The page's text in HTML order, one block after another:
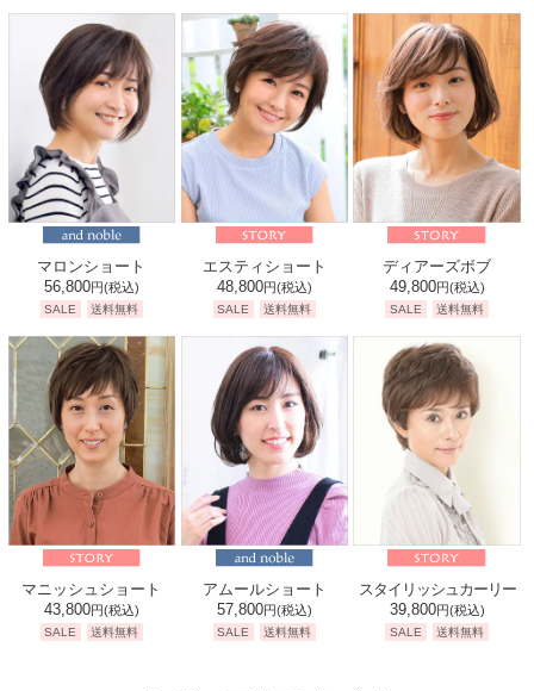
マロンショート
56,800円(税込)
SALE 送料無料
エスティショート
48,800円(税込)
SALE 送料無料
ディアーズボブ
49,800円(税込)
SALE 送料無料
マニッシュショート
43,800円(税込)
SALE 送料無料
アムールショート
57,800円(税込)
SALE 送料無料
スタイリッシュカーリー
39,800円(税込)
SALE 送料無料